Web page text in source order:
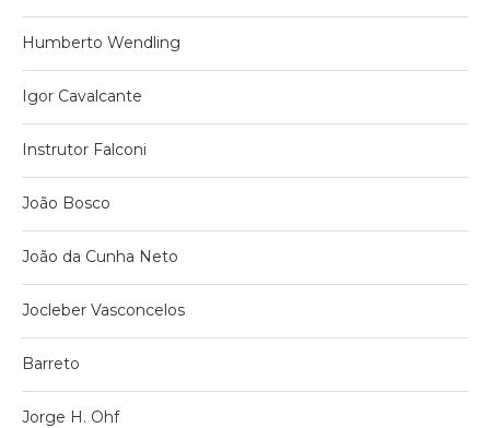
Humberto Wendling
Igor Cavalcante
Instrutor Falconi
João Bosco
João da Cunha Neto
Jocleber Vasconcelos
Barreto
Jorge H. Ohf